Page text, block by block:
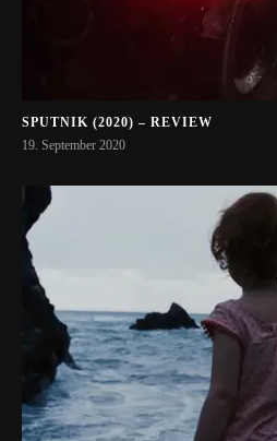
SPUTNIK (2020) – REVIEW
19. September 2020